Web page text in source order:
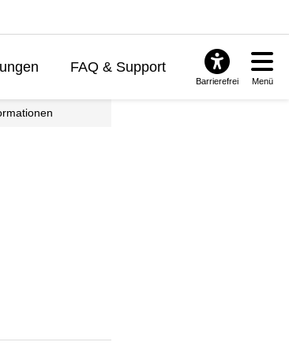
FAQ & Support
Barrierefrei Menü